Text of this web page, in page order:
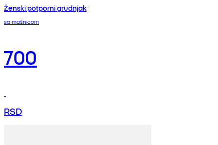
Ženski potporni grudnjak
sa mašnicom
700
RSD